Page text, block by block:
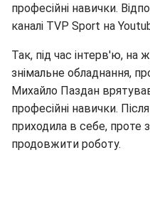
професійні навички.
каналі TVP Sport на
Так, під час інтерв'ю, на
знімальне обладнання,
Михайло Паздан
професійні навички.
приходила в себе, проте
продовжити роботу.